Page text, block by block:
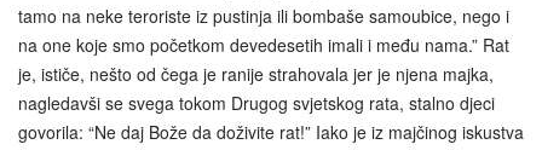
tamo na neke teroriste iz pustinja ili bombaše samoubice, nego i
na one koje smo početkom devedesetih imali i među nama.” Rat
je, ističe, nešto od čega je ranije strahovala jer je njena majka,
nagledavši se svega tokom Drugog svjetskog rata, stalno djeci
govorila: “Ne daj Bože da doživite rat!” Iako je iz majčinog iskustva